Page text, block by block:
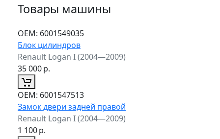
Товары машины
ОЕМ: 6001549035
Блок цилиндров
Renault Logan I (2004—2009)
35 000р.
ОЕМ: 6001547513
Замок двери задней правой
Renault Logan I (2004—2009)
1 100р.